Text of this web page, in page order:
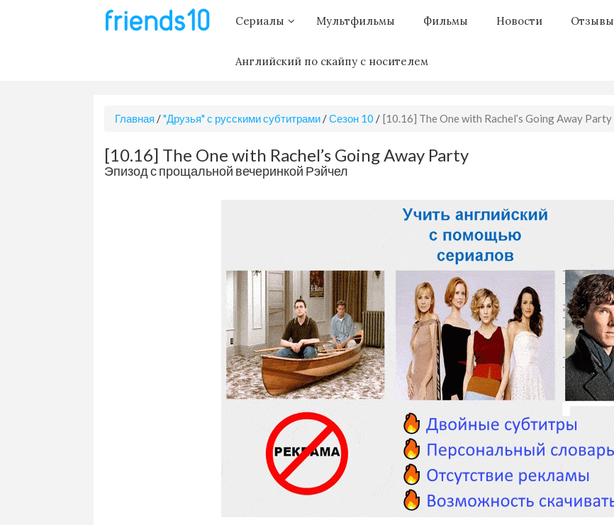
Сериалы Мультфильмы Фильмы Новости Отзывы
Английский по скайпу с носителем
Главная /"Друзья" с русскими субтитрами /Сезон 10 / [10.16] The One with Rachel’s Going Away Party
[10.16] The One with Rachel’s Going Away Party
Эпизод с прощальной вечеринкой Рэйчел